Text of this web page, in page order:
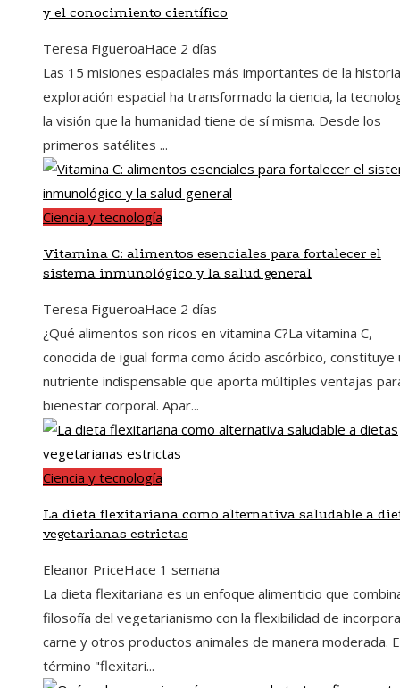
y el conocimiento científico
Teresa FigueroaHace 2 días
Las 15 misiones espaciales más importantes de la
exploración espacial ha transformado la ciencia, la
la visión que la humanidad tiene de sí misma. Desde los
primeros satélites ...
Ciencia y tecnología
Vitamina C: alimentos esenciales para fortalecer el
sistema inmunológico y la salud general
Teresa FigueroaHace 2 días
¿Qué alimentos son ricos en vitamina C?La vitamina C,
conocida de igual forma como ácido ascórbico, constituye
nutriente indispensable que aporta múltiples ventajas
bienestar corporal. Apar...
Ciencia y tecnología
La dieta flexitariana como alternativa saludable a
vegetarianas estrictas
Eleanor PriceHace 1 semana
La dieta flexitariana es un enfoque alimenticio que
filosofía del vegetarianismo con la flexibilidad de
carne y otros productos animales de manera moderada.
término "flexitari...